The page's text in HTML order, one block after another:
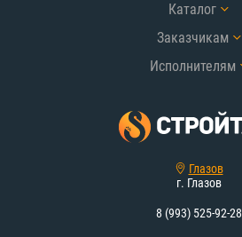
Каталог
Заказчикам
Исполнителям
Глазов
г. Глазов
8 (993) 525-92-28